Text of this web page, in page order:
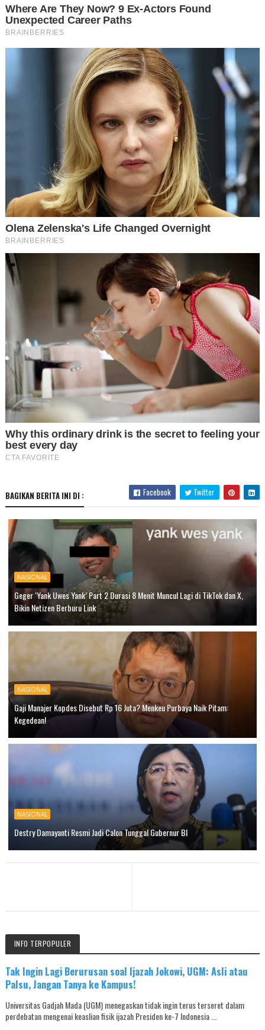
BAGIKAN BERITA INI DI : Facebook Twitter
NASIONAL
Geger ‘Yank Uwes Yank’ Part 2 Durasi 8 Menit Muncul Lagi di TikTok dan X,
Bikin Netizen Berburu Link
NASIONAL
Gaji Manajer Kopdes Disebut Rp 16 Juta? Menkeu Purbaya Naik Pitam:
Kegedean!
NASIONAL
Destry Damayanti Resmi Jadi Calon Tunggal Gubernur BI
INFO TERPOPULER
Tak Ingin Lagi Berurusan soal Ijazah Jokowi, UGM: Asli atau
Palsu, Jangan Tanya ke Kampus!
Universitas Gadjah Mada (UGM) menegaskan tidak ingin terus terseret dalam
perdebatan mengenai keaslian fisik ijazah Presiden ke-7 Indonesia ...